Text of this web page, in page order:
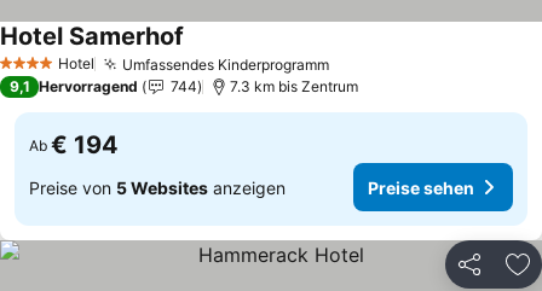
4 Sterne Hotel Umfassendes KinderprogrammPreise sehen
Hotel Samerhof
9,1 Hervorragend 744 7.3 km bis Zentrum
Ab € 194
Preise von 5 Websites anzeigen Preise sehen
Teilen